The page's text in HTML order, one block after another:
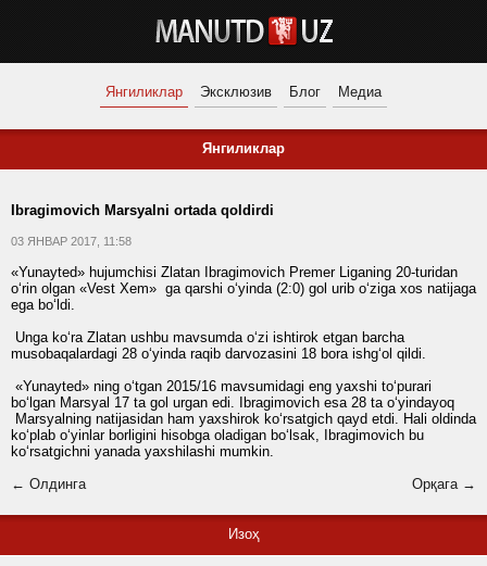
Янгиликлар Эксклюзив Блог Медиа
Янгиликлар
Ibragimovich Marsyalni ortada qoldirdi
03 ЯНВАР 2017, 11:58
«Yunayted» hujumchisi Zlatan Ibragimovich Premer Liganing 20-turidan
o‘rin olgan «Vest Xem» ga qarshi o‘yinda (2:0) gol urib o‘ziga xos natijaga
ega bo‘ldi.
Unga ko‘ra Zlatan ushbu mavsumda o‘zi ishtirok etgan barcha
musobaqalardagi 28 o‘yinda raqib darvozasini 18 bora ishg‘ol qildi.
«Yunayted» ning o‘tgan 2015/16 mavsumidagi eng yaxshi to‘purari
bo‘lgan Marsyal 17 ta gol urgan edi. Ibragimovich esa 28 ta o‘yindayoq
Marsyalning natijasidan ham yaxshirok ko‘rsatgich qayd etdi. Hali oldinda
ko‘plab o‘yinlar borligini hisobga oladigan bo‘lsak, Ibragimovich bu
ko‘rsatgichni yanada yaxshilashi mumkin.
← Олдинга
Орқага →
Изоҳ